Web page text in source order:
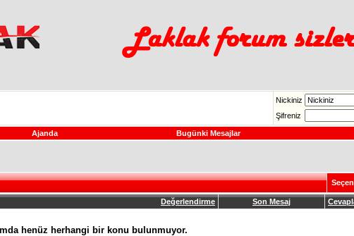
Nickiniz
Şifreniz
Ajanda Bugünki Mesajlar
Değerlendirme Son Mesaj
henüz herhangi bir konu bulunmuyor.